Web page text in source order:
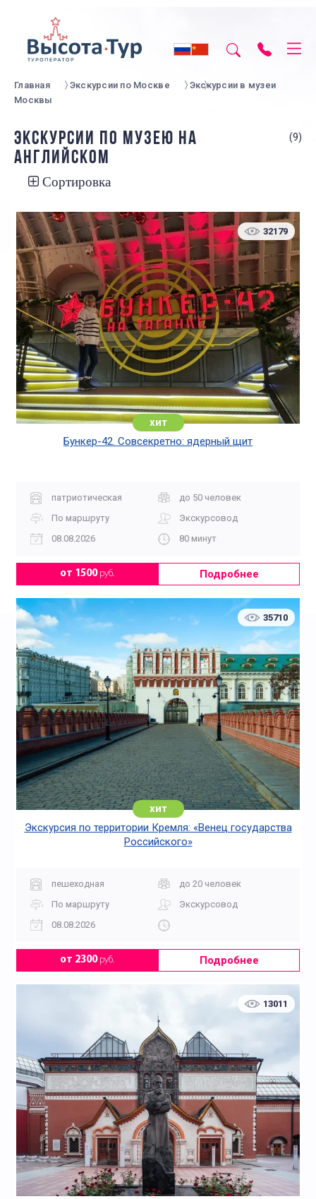
Главная Экскурсии по Москве
Экскурсии в музеи
Москвы
ЭКСКУРСИИ ПО МУЗЕЮ НА
АНГЛИЙСКОМ
(9)
Сортировка
32179
хит
Бункер-42. Совсекретно: ядерный щит
патриотическая
до 50 человек
По маршруту
Экскурсовод
08.08.2026
80 минут
от 1500руб. Подробнее
35710
хит
Экскурсия по территории Кремля: «Венец государства
Российского»
пешеходная
до 20 человек
По маршруту
Экскурсовод
08.08.2026
от 2300руб. Подробнее
13011